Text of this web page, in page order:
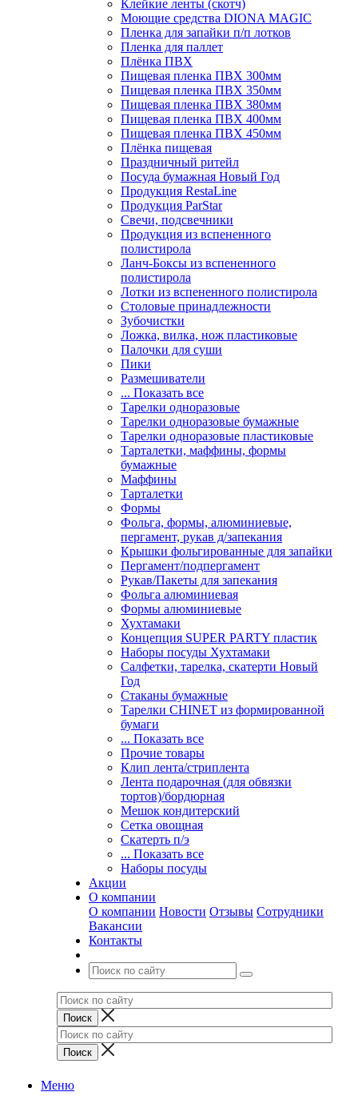
Клейкие ленты (скотч)
Моющие средства DIONA MAGIC
Пленка для запайки п/п лотков
Пленка для паллет
Плёнка ПВХ
Пищевая пленка ПВХ 300мм
Пищевая пленка ПВХ 350мм
Пищевая пленка ПВХ 380мм
Пищевая пленка ПВХ 400мм
Пищевая пленка ПВХ 450мм
Плёнка пищевая
Праздничный ритейл
Посуда бумажная Новый Год
Продукция RestaLine
Продукция РarStar
Свечи, подсвечники
Продукция из вспененного
полистирола
Ланч-Боксы из вспененного
полистирола
Лотки из вспененного полистирола
Столовые принадлежности
Зубочистки
Ложка, вилка, нож пластиковые
Палочки для суши
Пики
Размешиватели
... Показать все
Тарелки одноразовые
Тарелки одноразовые бумажные
Тарелки одноразовые пластиковые
Тарталетки, маффины, формы
бумажные
Маффины
Тарталетки
Формы
Фольга, формы, алюминиевые,
пергамент, рукав д/запекания
Крышки фольгированные для запайки
Пергамент/подпергамент
Рукав/Пакеты для запекания
Фольга алюминиевая
Формы алюминиевые
Хухтамаки
Концепция SUPER PARTY пластик
Наборы посуды Хухтамаки
Салфетки, тарелка, скатерти Новый
Год
Стаканы бумажные
Тарелки CHINET из формированной
бумаги
... Показать все
Прочие товары
Клип лента/стриплента
Лента подарочная (для обвязки
тортов)/бордюрная
Мешок кондитерский
Сетка овощная
Скатерть п/э
... Показать все
Наборы посуды
Акции
О компании
О компании Новости Отзывы Сотрудники
Вакансии
Контакты
Меню